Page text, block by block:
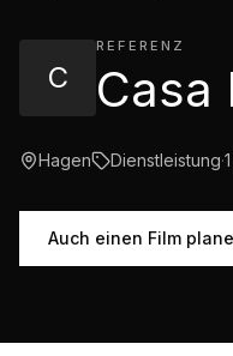
C
REFERENZ
Hagen Dienstleistung·1
Auch einen Film